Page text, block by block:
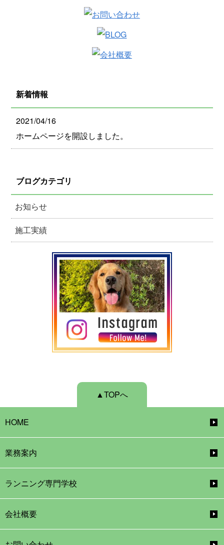
新着情報
2021/04/16
ホームページを開設しました。
ブログカテゴリ
お知らせ
施工実績
▲TOPへ
HOME
業務案内
ランニング専門学校
会社概要